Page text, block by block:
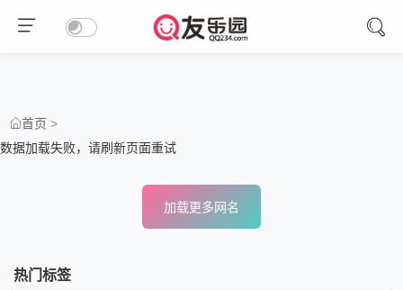
首页 >
数据加载失败，请刷新页面重试
加载更多网名
热门标签